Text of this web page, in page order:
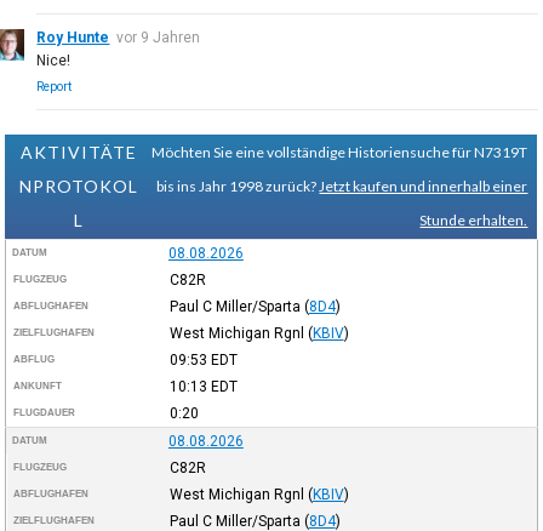
Roy Hunte vor 9 Jahren
Nice!
Report
AKTIVITÄTE
NPROTOKOL
L
Möchten Sie eine vollständige Historiensuche für N7319T
bis ins Jahr 1998 zurück? Jetzt kaufen und innerhalb einer
Stunde erhalten.
DATUM 08.08.2026
FLUGZEUG C82R
ABFLUGHAFEN Paul C Miller/Sparta (8D4)
ZIELFLUGHAFEN West Michigan Rgnl (KBIV)
ABFLUG 09:53 EDT
ANKUNFT 10:13 EDT
FLUGDAUER 0:20
DATUM 08.08.2026
FLUGZEUG C82R
ABFLUGHAFEN West Michigan Rgnl (KBIV)
ZIELFLUGHAFEN Paul C Miller/Sparta (8D4)